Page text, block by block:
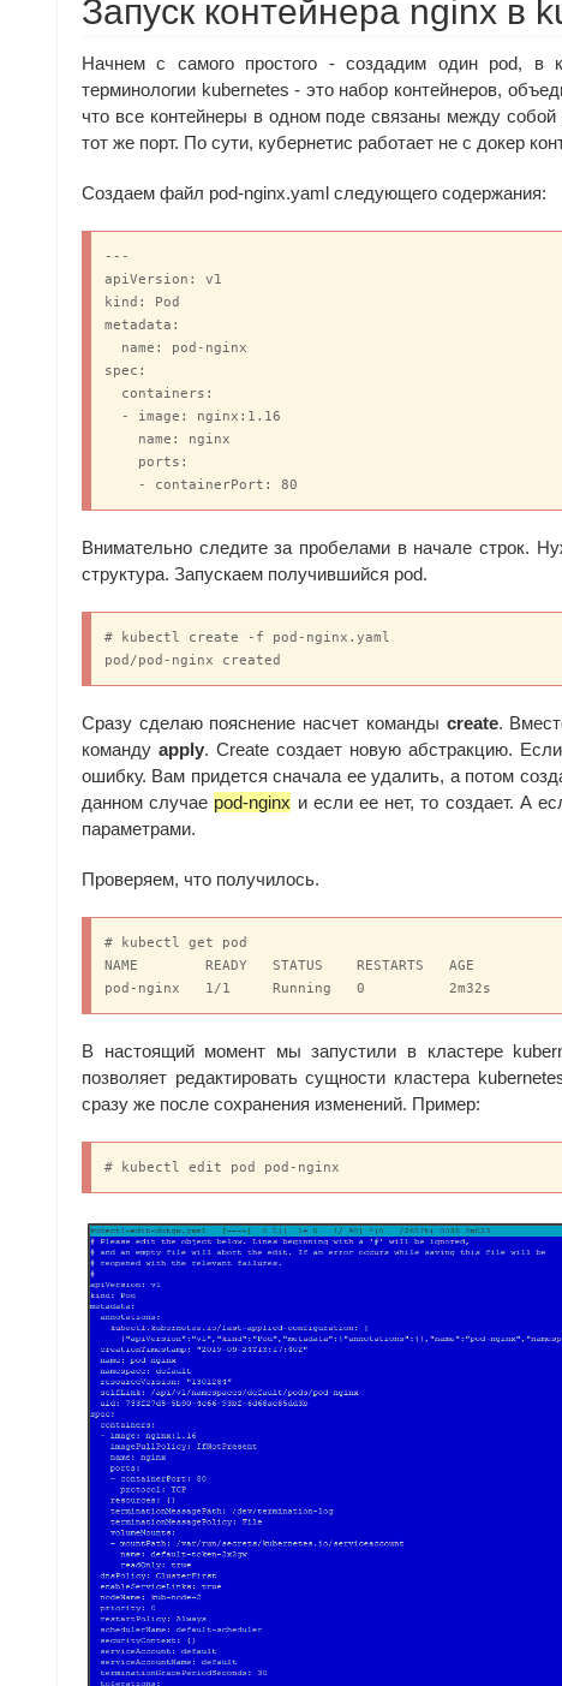
Запуск контейнера nginx в
Начнем с самого простого - создадим один pod, в
терминологии kubernetes - это набор контейнеров,
что все контейнеры в одном поде связаны между
тот же порт. По сути, кубернетис работает не с докер
Создаем файл pod-nginx.yaml следующего содержания:
---
apiVersion: v1
kind: Pod
metadata:
  name: pod-nginx
spec:
  containers:
  - image: nginx:1.16
    name: nginx
    ports:
    - containerPort: 80
Внимательно следите за пробелами в начале строк.
структура. Запускаем получившийся pod.
# kubectl create -f pod-nginx.yaml
pod/pod-nginx created
Сразу сделаю пояснение насчет команды create.
командуapply. Create создает новую абстракцию.
ошибку. Вам придется сначала ее удалить, а потом
данном случае pod-nginx и если ее нет, то создает. А
параметрами.
Проверяем, что получилось.
# kubectl get pod
NAME        READY   STATUS    RESTARTS   AGE
pod-nginx   1/1     Running   0          2m32s
В настоящий момент мы запустили в кластере
позволяет редактировать сущности кластера
сразу же после сохранения изменений. Пример:
# kubectl edit pod pod-nginx